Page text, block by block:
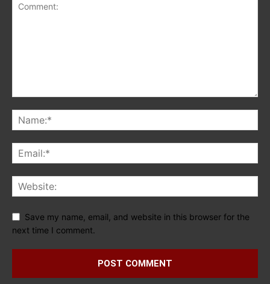
Save my name, email, and website in this browser for the
next time I comment.